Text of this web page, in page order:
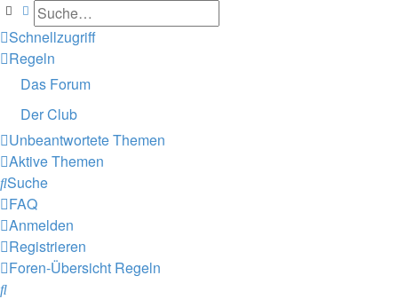
SucheErweiterte Suche
Schnellzugriff
Regeln
Das Forum
Der Club
Unbeantwortete Themen
Aktive Themen
Suche
FAQ
Anmelden
Registrieren
Foren-Übersicht Regeln
Suche